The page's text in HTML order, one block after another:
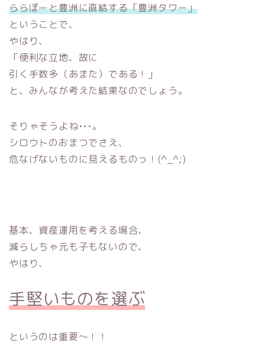
ららぽーと豊洲に直結する「豊洲タワー」
ということで、
やはり、
「便利な立地、故に
引く手数多（あまた）である！」
と、みんなが考えた結果なのでしょう。
そりゃそうよね•••。
シロウトのおまつでさえ、
危なげないものに見えるものっ！(^_^;)
基本、資産運用を考える場合、
減らしちゃ元も子もないので、
やはり、
手堅いものを選ぶ
というのは重要〜！！